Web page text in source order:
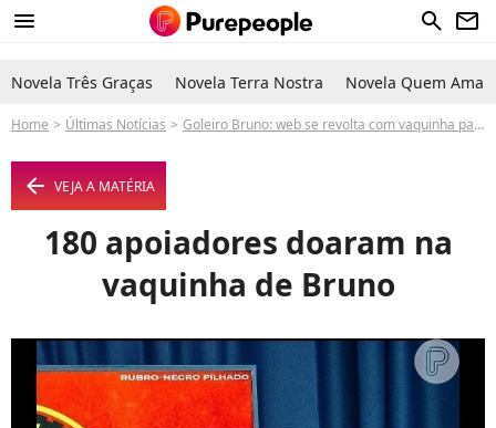
menu search newsletter
Novela Três Graças Novela Terra Nostra Novela Quem Ama
Home Últimas Notícias Goleiro Bruno: web se revolta com vaquinha para assassino de Eliza Samúdio pagar pensão do filho
arrow_left VEJA A MATÉRIA
180 apoiadores doaram na
vaquinha de Bruno